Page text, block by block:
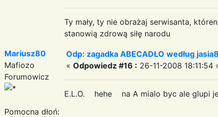
Ty mały, ty nie obrażaj serwisanta,
stanowią zdrową siłę narodu
Mariusz80
Mafiozo
Forumowicz
Pomocna dłoń:
Odp: zagadka ABECADŁO według
« Odpowiedz #16 : 26-11-2008 18:11:54
E.L.O. hehe na A mialo byc ale